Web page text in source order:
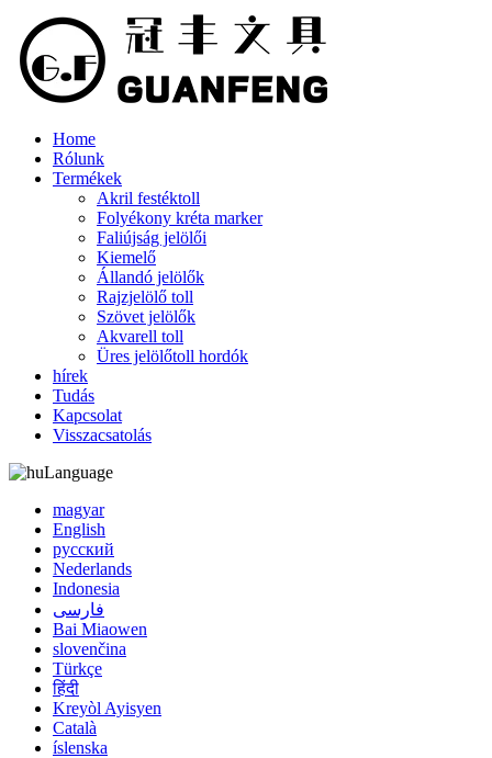
Home
Rólunk
Termékek
Akril festéktoll
Folyékony kréta marker
Faliújság jelölői
Kiemelő
Állandó jelölők
Rajzjelölő toll
Szövet jelölők
Akvarell toll
Üres jelölőtoll hordók
hírek
Tudás
Kapcsolat
Visszacsatolás
Language
magyar
English
русский
Nederlands
Indonesia
فارسی
Bai Miaowen
slovenčina
Türkçe
हिंदी
Kreyòl Ayisyen
Català
íslenska